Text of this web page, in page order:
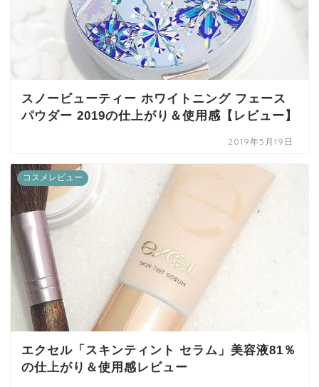
スノービューティー ホワイトニング フェース
パウダー 2019の仕上がり＆使用感【レビュー】
2019年5月19日
コスメレビュー
エクセル「スキンティント セラム」美容液81％
の仕上がり＆使用感レビュー